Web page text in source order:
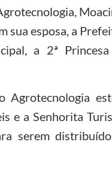
sua esposa, a
a 2ª
Agrotecnologia
e a Senhorita
serem